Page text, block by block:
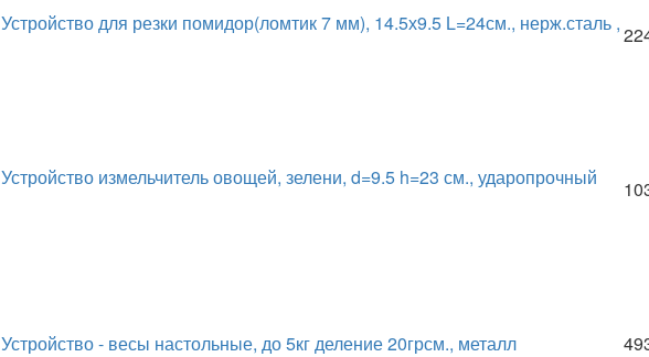
Устройство для резки помидор(ломтик 7 мм), 14.5х9.5 L=24см., нерж.сталь ,
Устройство измельчитель овощей, зелени, d=9.5 h=23 см., ударопрочный
Устройство - весы настольные, до 5кг деление 20грсм., металл